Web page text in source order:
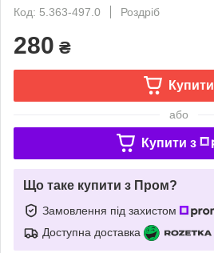
Код: 5.363-497.0
Роздріб
280 ₴
Купити
або
Купити з
Що таке купити з Пром?
Замовлення під захистом
Доступна доставка